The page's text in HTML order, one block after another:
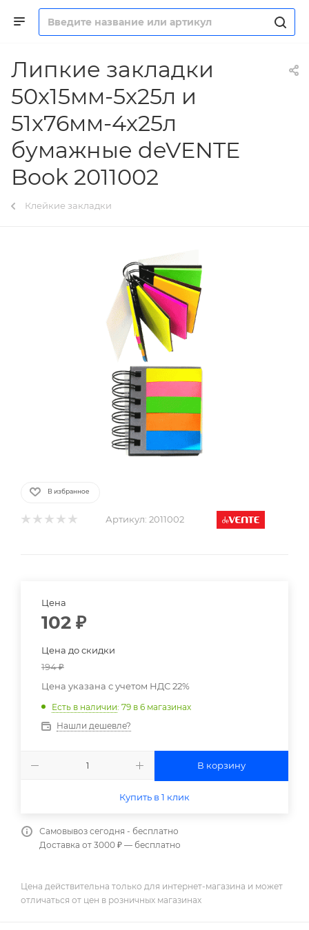
Липкие закладки
50x15мм-5x25л и
51x76мм-4х25л
бумажные deVENTE
Book 2011002
Клейкие закладки
В избранное
Артикул: 2011002
Цена
102 ₽
Цена до скидки
194₽
Цена указана с учетом НДС 22%
Есть в наличии: 79 в 6 магазинах
Нашли дешевле?
В корзину
Купить в 1 клик
Самовывоз сегодня - бесплатно
Доставка от 3000 ₽ — бесплатно
Цена действительна только для интернет-магазина и может
отличаться от цен в розничных магазинах